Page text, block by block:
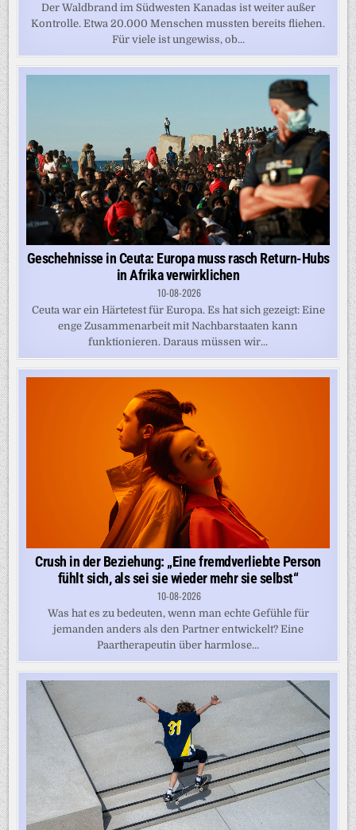
Der Waldbrand im Südwesten Kanadas ist weiter außer
Kontrolle. Etwa 20.000 Menschen mussten bereits fliehen.
Für viele ist ungewiss, ob...
Geschehnisse in Ceuta: Europa muss rasch Return-Hubs
in Afrika verwirklichen
10-08-2026
Ceuta war ein Härtetest für Europa. Es hat sich gezeigt: Eine
enge Zusammenarbeit mit Nachbarstaaten kann
funktionieren. Daraus müssen wir...
Crush in der Beziehung: „Eine fremdverliebte Person
fühlt sich, als sei sie wieder mehr sie selbst“
10-08-2026
Was hat es zu bedeuten, wenn man echte Gefühle für
jemanden anders als den Partner entwickelt? Eine
Paartherapeutin über harmlose...